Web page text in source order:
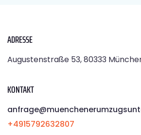
ADRESSE
Augustenstraße 53, 80333
KONTAKT
+4915792632807